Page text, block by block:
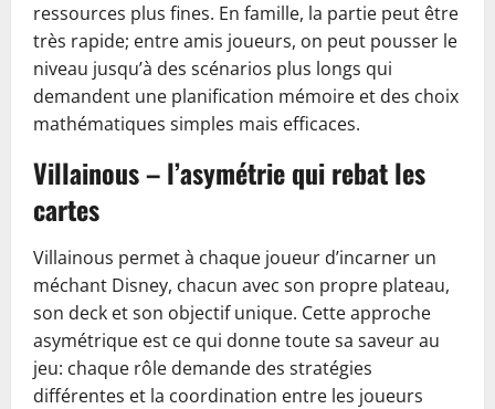
ressources plus fines. En famille, la partie peut être
très rapide; entre amis joueurs, on peut pousser le
niveau jusqu’à des scénarios plus longs qui
demandent une planification mémoire et des choix
mathématiques simples mais efficaces.
Villainous – l’asymétrie qui rebat les
cartes
Villainous permet à chaque joueur d’incarner un
méchant Disney, chacun avec son propre plateau,
son deck et son objectif unique. Cette approche
asymétrique est ce qui donne toute sa saveur au
jeu: chaque rôle demande des stratégies
différentes et la coordination entre les joueurs